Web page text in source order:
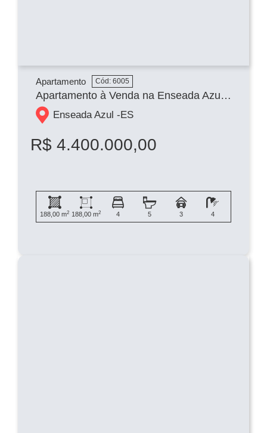
Apartamento Cód: 6005
Apartamento à Venda na Enseada Azul em Guarapari 04 suítes, 03 vagas
Enseada Azul -ES
R$ 4.400.000,00
188,00 m2 188,00 m2 4 5 3 4